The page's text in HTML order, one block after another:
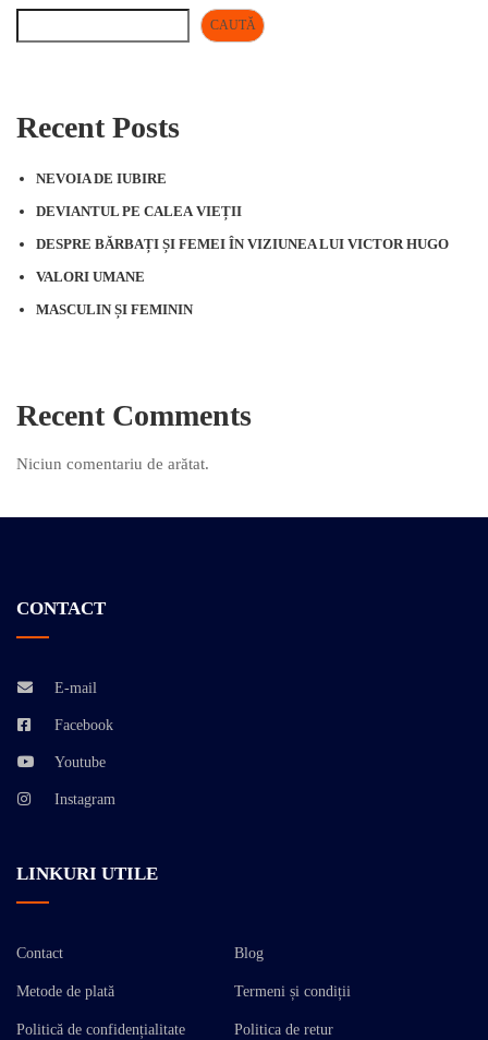
CAUTĂ
Recent Posts
NEVOIA DE IUBIRE
DEVIANTUL PE CALEA VIEȚII
DESPRE BĂRBAȚI ȘI FEMEI ÎN VIZIUNEA LUI VICTOR HUGO
VALORI UMANE
MASCULIN ȘI FEMININ
Recent Comments
Niciun comentariu de arătat.
CONTACT
E-mail
Facebook
Youtube
Instagram
LINKURI UTILE
Contact Blog
Metode de plată Termeni și condiții
Politică de confidențialitate Politica de retur